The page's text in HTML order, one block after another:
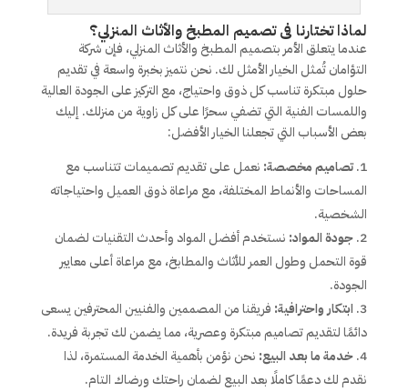
لماذا تختارنا فى تصميم المطبخ والأثاث المنزلي؟
عندما يتعلق الأمر بتصميم المطبخ والأثاث المنزلي، فإن شركة
التؤامان تُمثل الخيار الأمثل لك. نحن نتميز بخبرة واسعة في تقديم
حلول مبتكرة تناسب كل ذوق واحتياج، مع التركيز على الجودة العالية
واللمسات الفنية التي تضفي سحرًا على كل زاوية من منزلك. إليك
بعض الأسباب التي تجعلنا الخيار الأفضل:
تصاميم مخصصة: نعمل على تقديم تصميمات تتناسب مع
المساحات والأنماط المختلفة، مع مراعاة ذوق العميل واحتياجاته
الشخصية.
جودة المواد: نستخدم أفضل المواد وأحدث التقنيات لضمان
قوة التحمل وطول العمر للأثاث والمطابخ، مع مراعاة أعلى معايير
الجودة.
ابتكار واحترافية: فريقنا من المصممين والفنيين المحترفين يسعى
دائمًا لتقديم تصاميم مبتكرة وعصرية، مما يضمن لك تجربة فريدة.
خدمة ما بعد البيع: نحن نؤمن بأهمية الخدمة المستمرة، لذا
نقدم لك دعمًا كاملًا بعد البيع لضمان راحتك ورضاك التام.